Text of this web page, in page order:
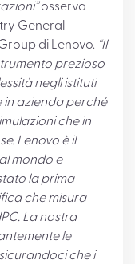
osserva
General
di Lenovo. “Il
prezioso
negli istituti
in azienda perché
che in
Lenovo è il
mondo e
la prima
che misura
La nostra
le
che i